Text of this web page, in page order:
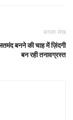
अगला लेख
बनने की चाह में ज़िंदगी
बन रही तनावग्रस्त